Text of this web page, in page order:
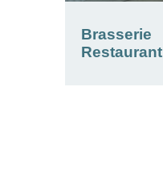
Brasserie
Restaurant